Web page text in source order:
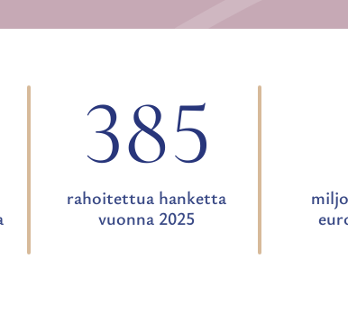
385
rahoitettua hanketta
vuonna 2025